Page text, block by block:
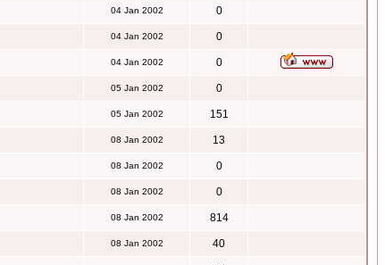
04 Jan 2002 0
04 Jan 2002 0
04 Jan 2002 0
05 Jan 2002 0
05 Jan 2002 151
08 Jan 2002 13
08 Jan 2002 0
08 Jan 2002 0
08 Jan 2002 814
08 Jan 2002 40